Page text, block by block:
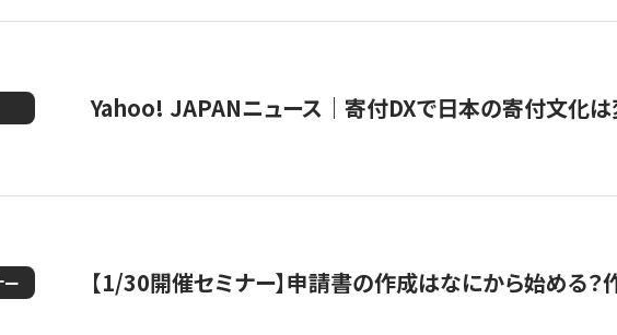
Yahoo! JAPANニュース｜寄付DXで日本の寄付文化は
ー 【1/30開催セミナー】申請書の作成はなにから始める？